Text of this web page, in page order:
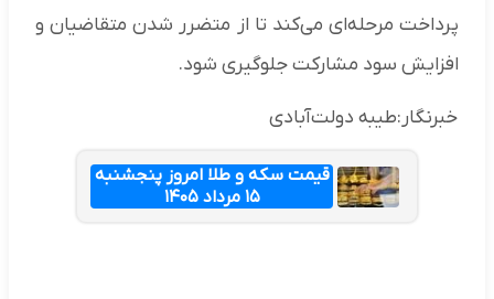
پرداخت مرحله‌ای می‌کند تا از متضرر شدن متقاضیان و
افزایش سود مشارکت جلوگیری شود.
خبرنگار:طیبه دولت‌آبادی
قیمت سکه و طلا امروز پنجشنبه
۱۵ مرداد ۱۴۰۵